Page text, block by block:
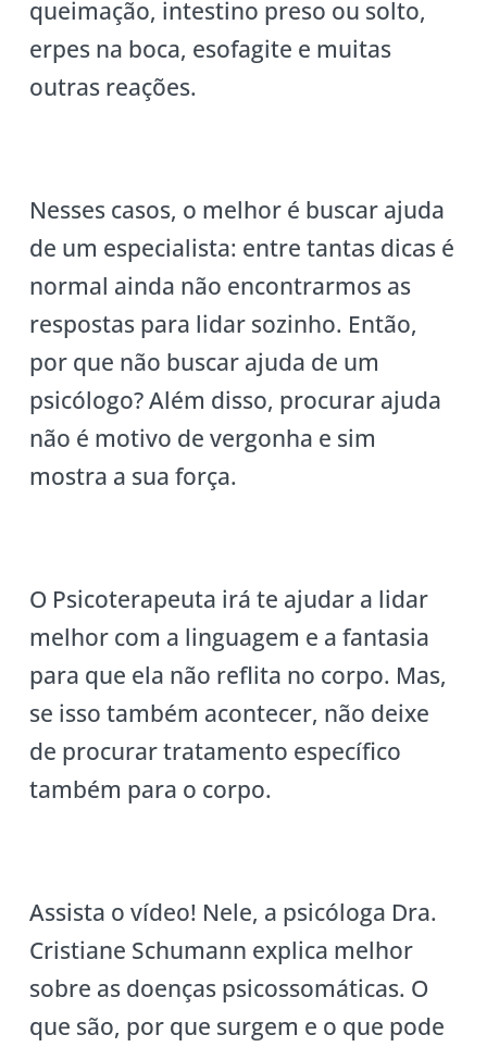
queimação, intestino preso ou solto,
erpes na boca, esofagite e muitas
outras reações.
Nesses casos, o melhor é buscar ajuda
de um especialista: entre tantas dicas é
normal ainda não encontrarmos as
respostas para lidar sozinho. Então,
por que não buscar ajuda de um
psicólogo? Além disso, procurar ajuda
não é motivo de vergonha e sim
mostra a sua força.
O Psicoterapeuta irá te ajudar a lidar
melhor com a linguagem e a fantasia
para que ela não reflita no corpo. Mas,
se isso também acontecer, não deixe
de procurar tratamento específico
também para o corpo.
Assista o vídeo! Nele, a psicóloga Dra.
Cristiane Schumann explica melhor
sobre as doenças psicossomáticas. O
que são, por que surgem e o que pode